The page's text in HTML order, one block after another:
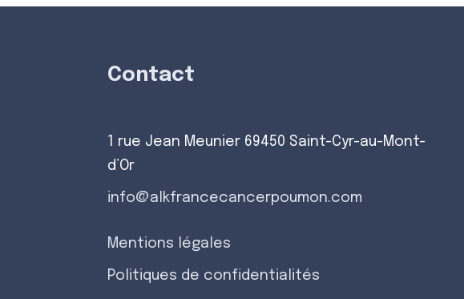
Contact
1 rue Jean Meunier 69450 Saint-Cyr-au-Mont-
d’Or
info@alkfrancecancerpoumon.com
Mentions légales
Politiques de confidentialités